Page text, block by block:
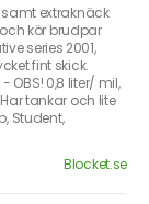
extraknäck
kör brudpar
series 2001,
fint skick.
OBS! 0,8 liter/ mil,
tankar och lite
Student,
Blocket.se